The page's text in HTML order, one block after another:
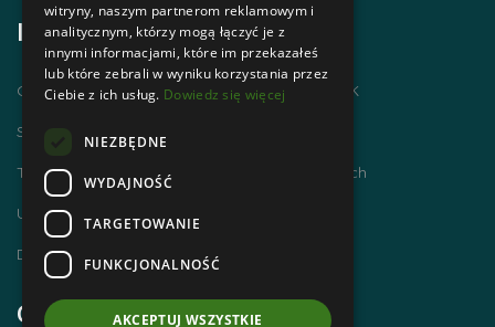
Informacje
Chodzimy po górach i zdobywamy GOT PTTK
Szlaki Tatr Polskich
Tatrzańskie Centrum Szlaków Transgranicznych
Ubezpieczenie NNW dla członków PTTK
Dworzec Tatrzański
Godziny otwarcia
witryny, naszym partnerom reklamowym i
analitycznym, którzy mogą łączyć je z
innymi informacjami, które im przekazałeś
lub które zebrali w wyniku korzystania przez
Ciebie z ich usług. Dowiedz się więcej
NIEZBĘDNE
WYDAJNOŚĆ
TARGETOWANIE
FUNKCJONALNOŚĆ
AKCEPTUJ WSZYSTKIE